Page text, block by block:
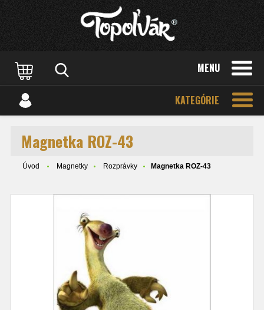
MENU
KATEGÓRIE
Magnetka ROZ-43
Úvod Magnetky Rozprávky Magnetka ROZ-43